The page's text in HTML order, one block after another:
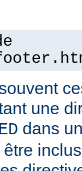
une
dans